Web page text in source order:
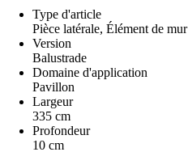
Type d'article
Pièce latérale, Élément de mur
Version
Balustrade
Domaine d'application
Pavillon
Largeur
335 cm
Profondeur
10 cm